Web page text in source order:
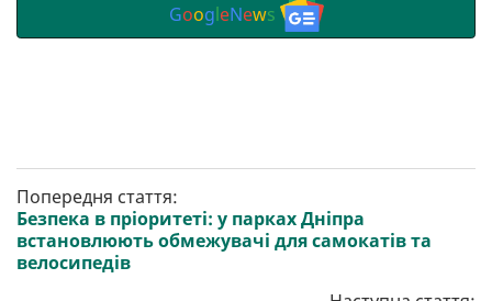
GoogleNews
Попередня стаття:
Безпека в пріоритеті: у парках Дніпра
встановлюють обмежувачі для самокатів та
велосипедів